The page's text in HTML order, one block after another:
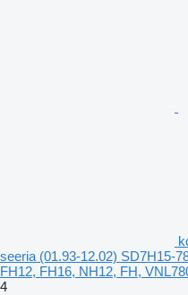
seeria (01.93-12.02) SD7H15-
FH12, FH16, NH12, FH,
4